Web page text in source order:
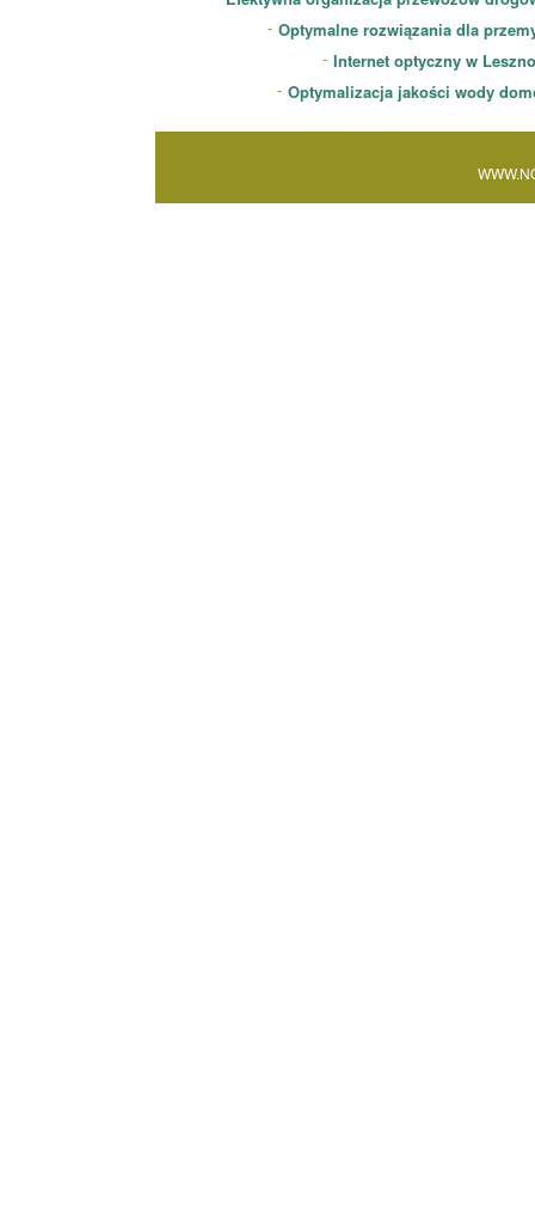
Optymalne rozwiązania dla
Internet optyczny w
Optymalizacja jakości wody